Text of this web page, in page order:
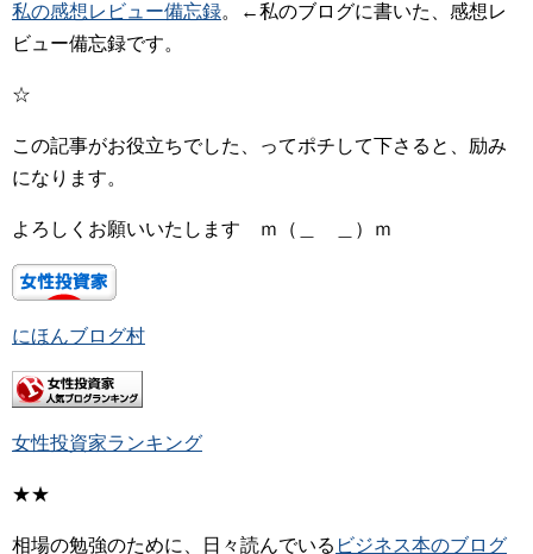
私の感想レビュー備忘録。←私のブログに書いた、感想レ
ビュー備忘録です。
☆
この記事がお役立ちでした、ってポチして下さると、励み
になります。
よろしくお願いいたします ｍ（＿ ＿）ｍ
にほんブログ村
女性投資家ランキング
★★
相場の勉強のために、日々読んでいる ビジネス本のブログ